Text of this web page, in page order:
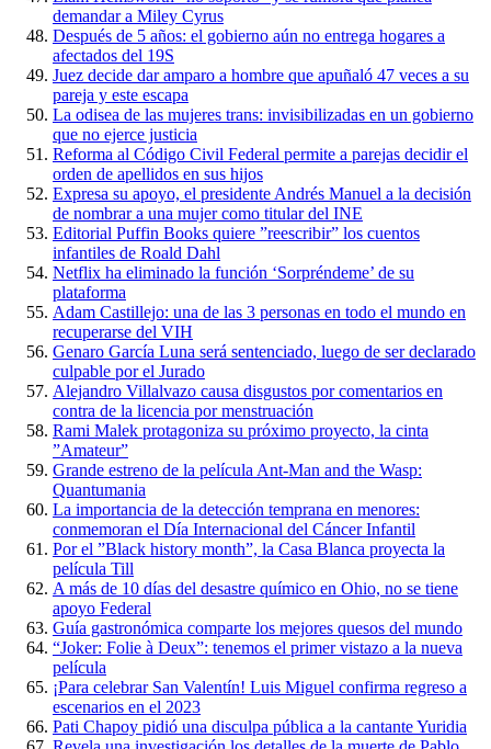
demandar a Miley Cyrus
Después de 5 años: el gobierno aún no entrega hogares a
afectados del 19S
Juez decide dar amparo a hombre que apuñaló 47 veces a su
pareja y este escapa
La odisea de las mujeres trans: invisibilizadas en un gobierno
que no ejerce justicia
Reforma al Código Civil Federal permite a parejas decidir el
orden de apellidos en sus hijos
Expresa su apoyo, el presidente Andrés Manuel a la decisión
de nombrar a una mujer como titular del INE
Editorial Puffin Books quiere ”reescribir” los cuentos
infantiles de Roald Dahl
Netflix ha eliminado la función ‘Sorpréndeme’ de su
plataforma
Adam Castillejo: una de las 3 personas en todo el mundo en
recuperarse del VIH
Genaro García Luna será sentenciado, luego de ser declarado
culpable por el Jurado
Alejandro Villalvazo causa disgustos por comentarios en
contra de la licencia por menstruación
Rami Malek protagoniza su próximo proyecto, la cinta
”Amateur”
Grande estreno de la película Ant-Man and the Wasp:
Quantumania
La importancia de la detección temprana en menores:
conmemoran el Día Internacional del Cáncer Infantil
Por el ”Black history month”, la Casa Blanca proyecta la
película Till
A más de 10 días del desastre químico en Ohio, no se tiene
apoyo Federal
Guía gastronómica comparte los mejores quesos del mundo
“Joker: Folie à Deux”: tenemos el primer vistazo a la nueva
película
¡Para celebrar San Valentín! Luis Miguel confirma regreso a
escenarios en el 2023
Pati Chapoy pidió una disculpa pública a la cantante Yuridia